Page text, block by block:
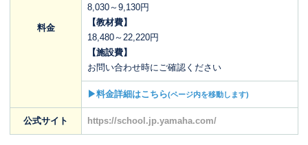
料金
8,030～9,130円
【教材費】
18,480～22,220円
【施設費】
お問い合わせ時にご確認ください
▶料金詳細はこちら(ページ内を移動します)
公式サイト https://school.jp.yamaha.com/